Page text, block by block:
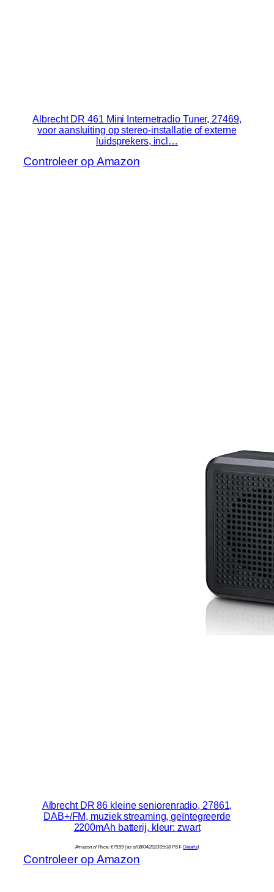
Albrecht DR 461 Mini Internetradio Tuner, 27469,
voor aansluiting op stereo-installatie of externe
luidsprekers, incl…
Controleer op Amazon
Albrecht DR 86 kleine seniorenradio, 27861,
DAB+/FM, muziek streaming, geïntegreerde
2200mAh batterij, kleur: zwart
Amazon.nl Price: €79.99(as of 08/04/2023 05:38 PST-Details)
Controleer op Amazon